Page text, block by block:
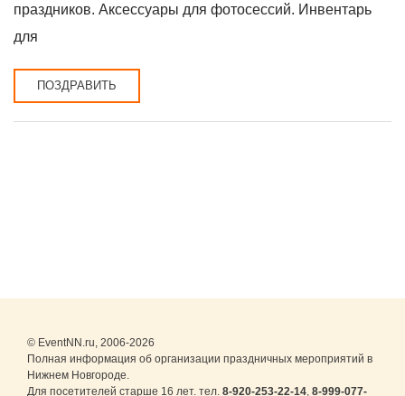
праздников. Аксессуары для фотосессий. Инвентарь
для
ПОЗДРАВИТЬ
© EventNN.ru, 2006-2026
Полная информация об организации праздничных мероприятий в
Нижнем Новгороде.
Для посетителей старше 16 лет. тел. 8-920-253-22-14, 8-999-077-